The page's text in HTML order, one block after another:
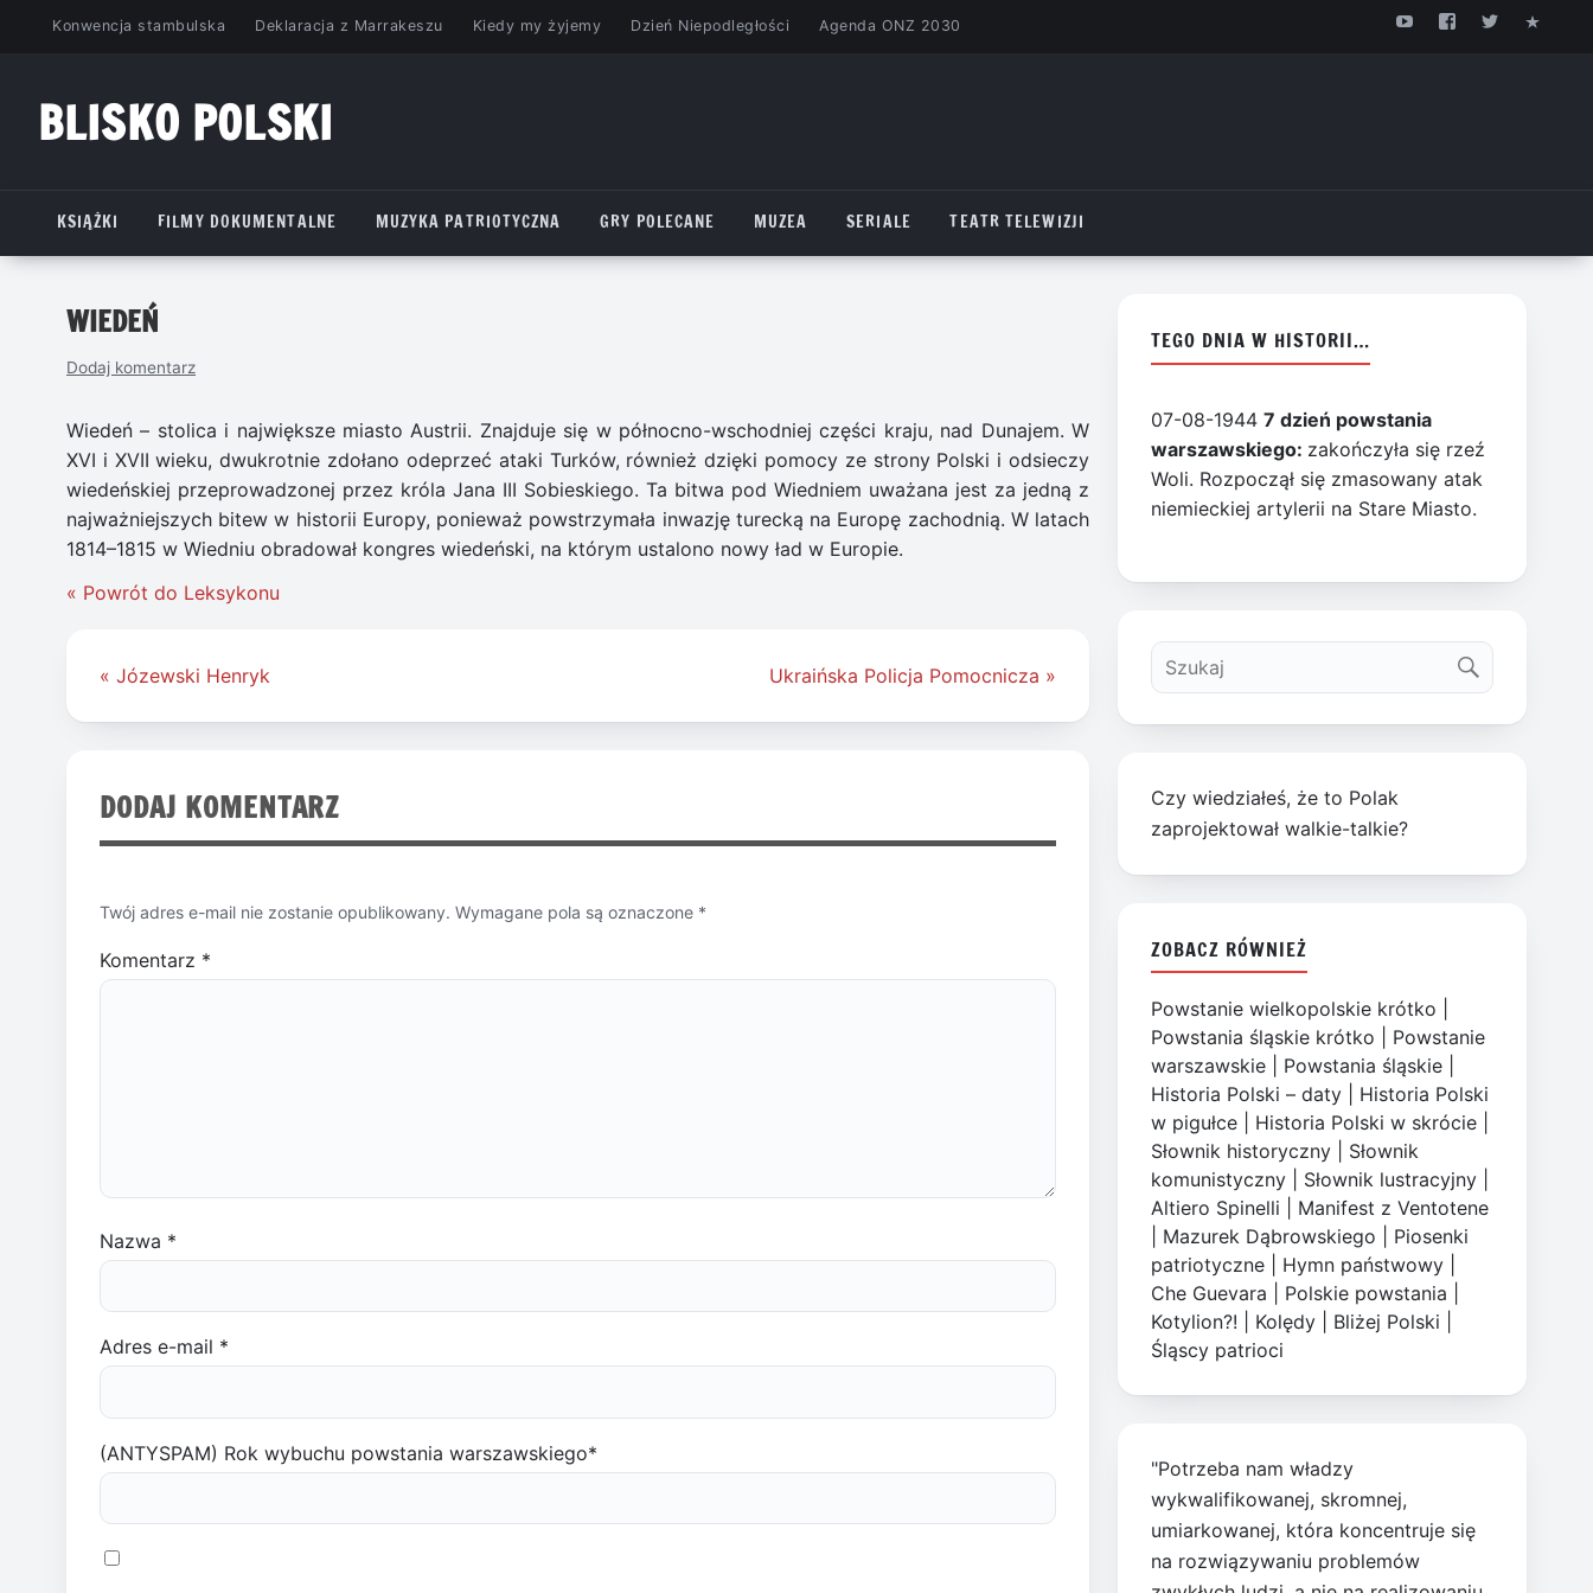
PrzejdźKonwencja stambulska Deklaracja z Marrakeszu Kiedy my żyjemy Dzień Niepodległości Agenda ONZ 2030
BLISKO POLSKI
KSIĄŻKI
FILMY DOKUMENTALNE MUZYKA PATRIOTYCZNA GRY POLECANE MUZEA SERIALE TEATR TELEWIZJI
WIEDEŃ
Dodaj komentarz
Wiedeń – stolica i największe miasto Austrii. Znajduje się w północno-wschodniej części kraju, nad Dunajem. W
XVI i XVII wieku, dwukrotnie zdołano odeprzeć ataki Turków, również dzięki pomocy ze strony Polski i odsieczy
wiedeńskiej przeprowadzonej przez króla Jana III Sobieskiego. Ta bitwa pod Wiedniem uważana jest za jedną z
najważniejszych bitew w historii Europy, ponieważ powstrzymała inwazję turecką na Europę zachodnią. W latach
1814–1815 w Wiedniu obradował kongres wiedeński, na którym ustalono nowy ład w Europie.
« Powrót do Leksykonu
Nawigacja
« Józewski Henryk Ukraińska Policja Pomocnicza »
DODAJ KOMENTARZ
Twój adres e-mail nie zostanie opublikowany. Wymagane pola są oznaczone *
Komentarz *
Nazwa *
Adres e-mail *
(ANTYSPAM) Rok wybuchu powstania warszawskiego*
TEGO DNIA W HISTORII…
07-08-19447 dzień powstania
warszawskiego: zakończyła się rzeź
Woli. Rozpoczął się zmasowany atak
niemieckiej artylerii na Stare Miasto.
Czy wiedziałeś, że to Polak
zaprojektował walkie-talkie?
ZOBACZ RÓWNIEŻ
Powstanie wielkopolskie krótko
Powstania śląskie krótko
Powstanie
warszawskie
Powstania śląskie
Historia Polski – daty
Historia Polski
w pigułce
Historia Polski w skrócie
Słownik historyczny
Słownik
komunistyczny
Słownik lustracyjny
Altiero Spinelli
Manifest z Ventotene
Mazurek Dąbrowskiego
Piosenki
patriotyczne
Hymn państwowy
Che Guevara
Polskie powstania
Kotylion?!
Kolędy Bliżej Polski
Śląscy patrioci
"Potrzeba nam władzy
wykwalifikowanej, skromnej,
umiarkowanej, która koncentruje się
na rozwiązywaniu problemów